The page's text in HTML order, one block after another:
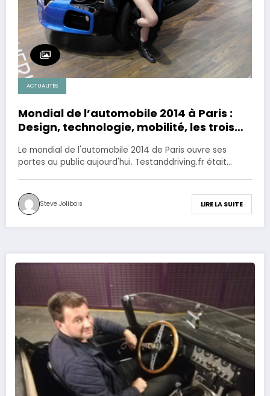
ACTUALITÉS
Mondial de l’automobile 2014 à Paris :
Design, technologie, mobilité, les trois
Le mondial de l'automobile 2014 de Paris ouvre ses
portes au public aujourd'hui. Testanddriving.fr était…
Steve Jolibois LIRE LA SUITE